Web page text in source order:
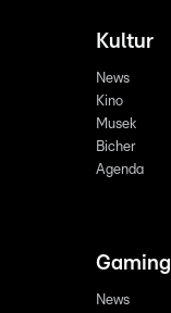
Kultur
News
Kino
Musek
Bicher
Agenda
Gaming
News